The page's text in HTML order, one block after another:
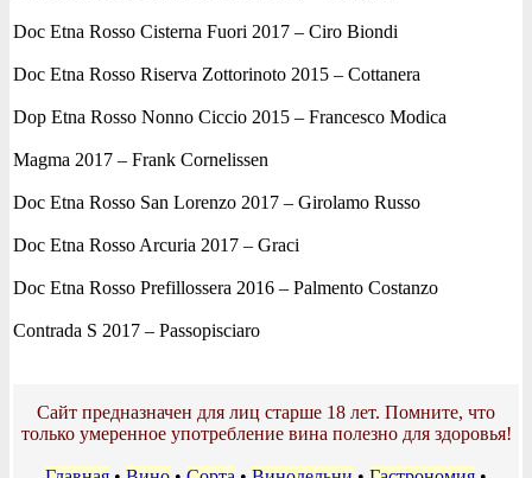
Doc Etna Rosso Cisterna Fuori 2017 – Ciro Biondi
Doc Etna Rosso Riserva Zottorinoto 2015 – Cottanera
Dop Etna Rosso Nonno Ciccio 2015 – Francesco Modica
Magma 2017 – Frank Cornelissen
Doc Etna Rosso San Lorenzo 2017 – Girolamo Russo
Doc Etna Rosso Arcuria 2017 – Graci
Doc Etna Rosso Prefillossera 2016 – Palmento Costanzo
Contrada S 2017 – Passopisciaro
Сайт предназначен для лиц старше 18 лет. Помните, что
только умеренное употребление вина полезно для здоровья!